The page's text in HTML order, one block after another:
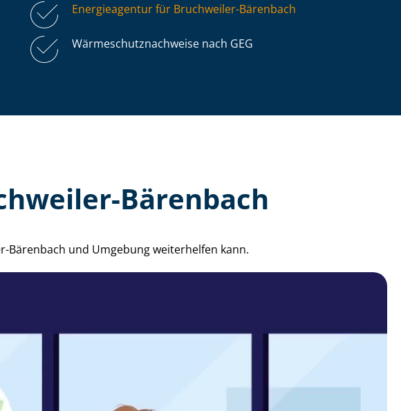
Energieagentur für Bruchweiler-Bärenbach
Wär­me­schutz­nach­wei­se nach GEG
Bärenbach
Bärenbach und Umgebung weiterhelfen kann.